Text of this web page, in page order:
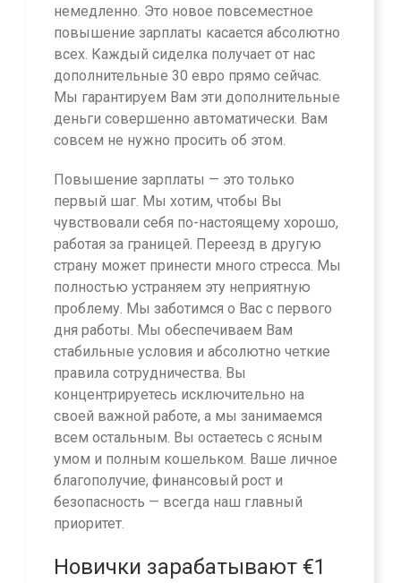
немедленно. Это новое повсеместное
повышение зарплаты касается абсолютно
всех. Каждый сиделка получает от нас
дополнительные 30 евро прямо сейчас.
Мы гарантируем Вам эти дополнительные
деньги совершенно автоматически. Вам
совсем не нужно просить об этом.
Повышение зарплаты — это только
первый шаг. Мы хотим, чтобы Вы
чувствовали себя по-настоящему хорошо,
работая за границей. Переезд в другую
страну может принести много стресса. Мы
полностью устраняем эту неприятную
проблему. Мы заботимся о Вас с первого
дня работы. Мы обеспечиваем Вам
стабильные условия и абсолютно четкие
правила сотрудничества. Вы
концентрируетесь исключительно на
своей важной работе, а мы занимаемся
всем остальным. Вы остаетесь с ясным
умом и полным кошельком. Ваше личное
благополучие, финансовый рост и
безопасность — всегда наш главный
приоритет.
Новички зарабатывают €1